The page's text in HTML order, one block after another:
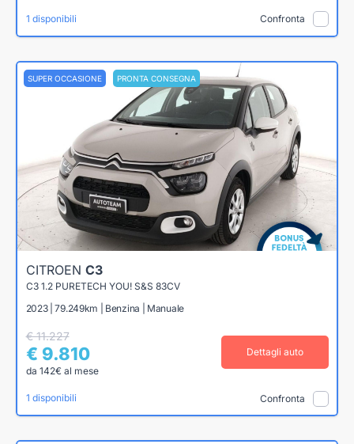
1 disponibili Confronta
SUPER OCCASIONE PRONTA CONSEGNA
CITROEN C3
C3 1.2 PURETECH YOU! S&S 83CV
2023 | 79.249km | Benzina | Manuale
€ 11.227
€ 9.810
da 142€ al mese
Dettagli auto
1 disponibili Confronta